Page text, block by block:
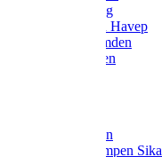
Zaagkleding
Werkjassen Havep
Thermohemden
Overhemden
Werksokken
Schoenklompen Sika